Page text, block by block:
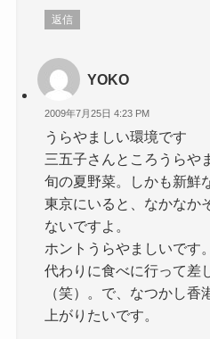
返信
YOKO
2009年7月25日 4:23 PM
うらやましい環境です
三五子さんところうらや
旬の夏野菜。しかも新鮮
東京にいると、なかなか
ないですよ。
ホントうらやましいです。
代わりに食べに行って差
（笑）。で、なつかし香
上がりたいです。